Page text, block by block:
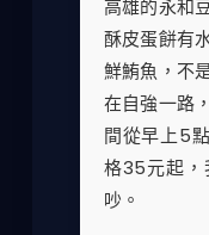
高雄的永和
酥皮蛋餅有
鮮鮪魚，不
在自強一路
間從早上5
格35元起，
吵。